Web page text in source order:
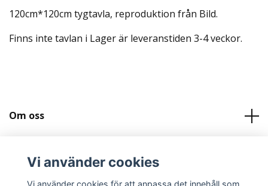
120cm*120cm tygtavla, reproduktion från Bild.
Finns inte tavlan i Lager är leveranstiden 3-4 veckor.
Om oss
Vi använder cookies
Vi använder cookies för att anpassa det innehåll som